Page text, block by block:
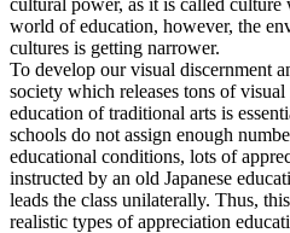
cultural power, as it is called
world of education, however, the
cultures is getting narrower.
To develop our visual discernment
society which releases tons of
education of traditional arts is
schools do not assign enough
educational conditions, lots of
instructed by an old Japanese
leads the class unilaterally. Thus,
realistic types of appreciation